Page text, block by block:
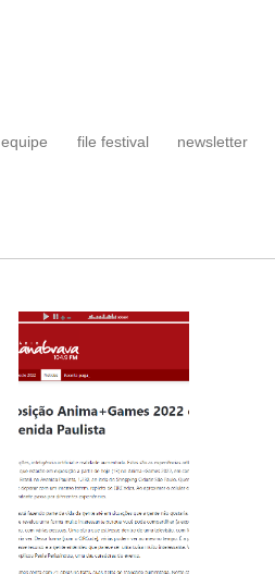
equipe file festival newsletter